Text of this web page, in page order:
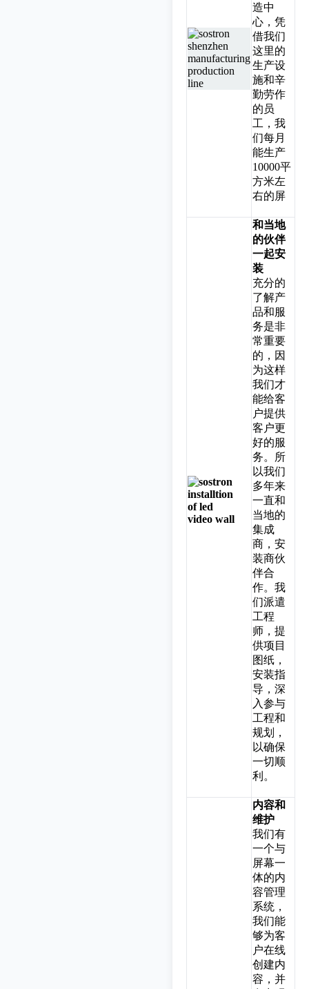
造中
心，凭
借我们
这里的
生产设
施和辛
勤劳作
的员
工，我
们每月
能生产
10000平
方米左
右的屏
和当地
的伙伴
一起安
装
充分的
了解产
品和服
务是非
常重要
的，因
为这样
我们才
能给客
户提供
客户更
好的服
务。所
以我们
多年来
一直和
当地的
集成
商，安
装商伙
伴合
作。我
们派遣
工程
师，提
供项目
图纸，
安装指
导，深
入参与
工程和
规划，
以确保
一切顺
利。
内容和
维护
我们有
一个与
屏幕一
体的内
容管理
系统，
我们能
够为客
户在线
创建内
容，并